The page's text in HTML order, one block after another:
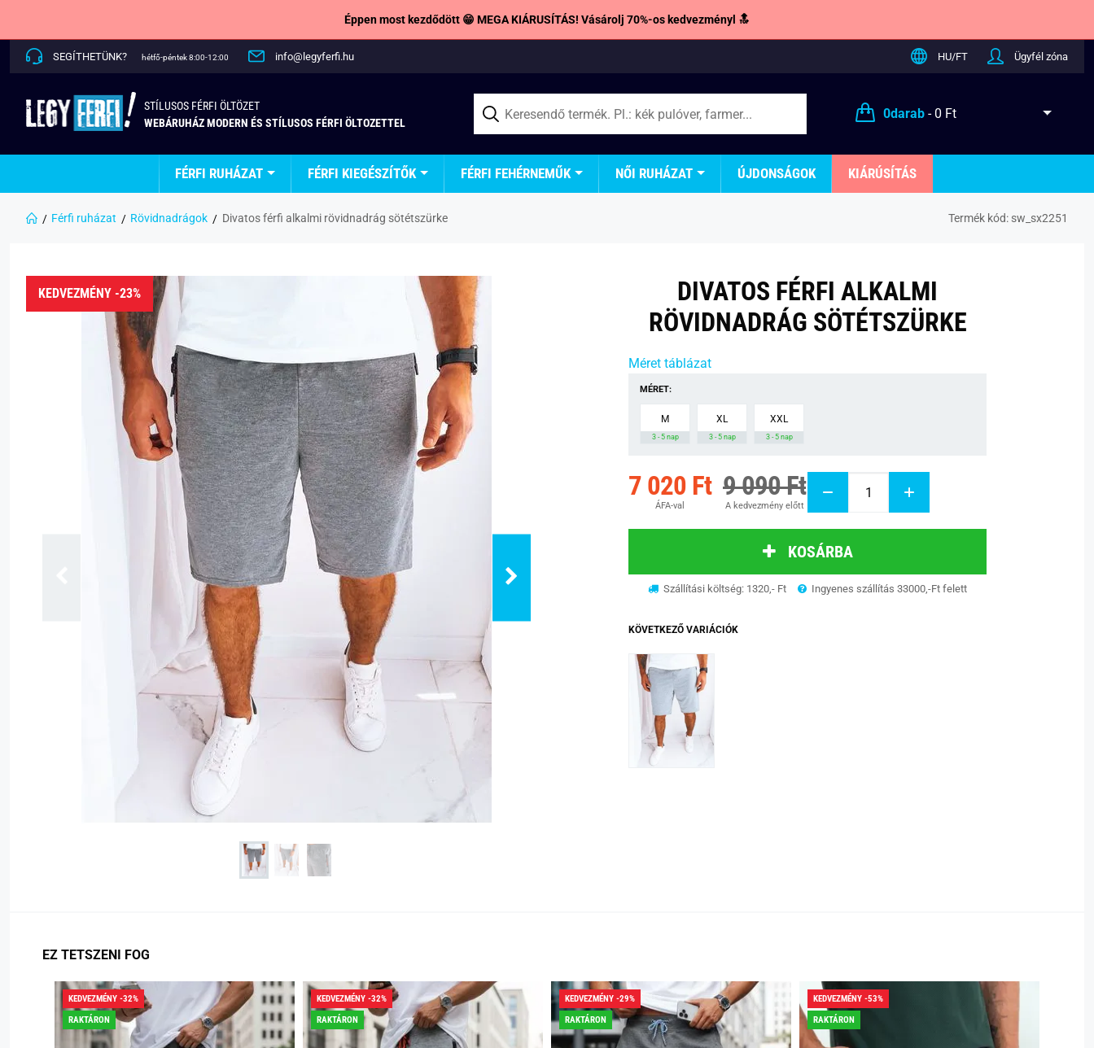
Éppen most kezdődött 😁 MEGA KIÁRUSÍTÁS! Vásárolj 70%-os kedvezményl 🔝
SEGÍTHETÜNK? hétfő-péntek 8:00-12:00 info@legyferfi.hu HU/FT Ügyfél zóna
STÍLUSOS FÉRFI ÖLTÖZET
WEBÁRUHÁZ MODERN ÉS STÍLUSOS FÉRFI ÖLTOZETTEL
0darab- 0 Ft
FÉRFI RUHÁZAT FÉRFI KIEGÉSZÍTŐK FÉRFI FEHÉRNEMŰK NŐI RUHÁZAT ÚJDONSÁGOK KIÁRÚSÍTÁS
Férfi ruházat Rövidnadrágok Divatos férfi alkalmi rövidnadrág sötétszürke Termék kód: sw_sx2251
KEDVEZMÉNY -23%
DIVATOS FÉRFI ALKALMI
RÖVIDNADRÁG SÖTÉTSZÜRKE
Méret táblázat
MÉRET:
M
3 - 5 nap
XL
3 - 5 nap
XXL
3 - 5 nap
7 020 Ft
ÁFA-val
9 090 Ft
A kedvezmény előtt
KOSÁRBA
Szállítási költség: 1320,- Ft Ingyenes szállítás 33000,-Ft felett
KÖVETKEZŐ VARIÁCIÓK
EZ TETSZENI FOG
KEDVEZMÉNY -32%
RAKTÁRON
KEDVEZMÉNY -32%
RAKTÁRON
KEDVEZMÉNY -29%
RAKTÁRON
KEDVEZMÉNY -53%
RAKTÁRON